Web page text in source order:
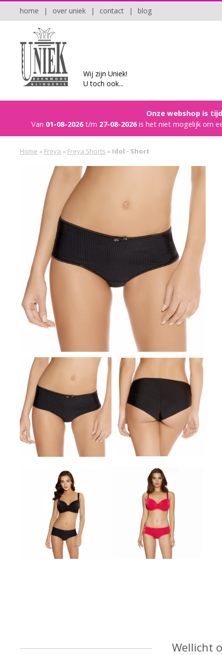
blog
|
contact
|
over uniek
|
home
Wij zijn Uniek!
U toch ook...
Onze webshop is
Van 01-08-2026t/m 27-08-2026is het niet mogelijk om
Home « Freya « Freya Shorts « Idol - Short
Wellicht